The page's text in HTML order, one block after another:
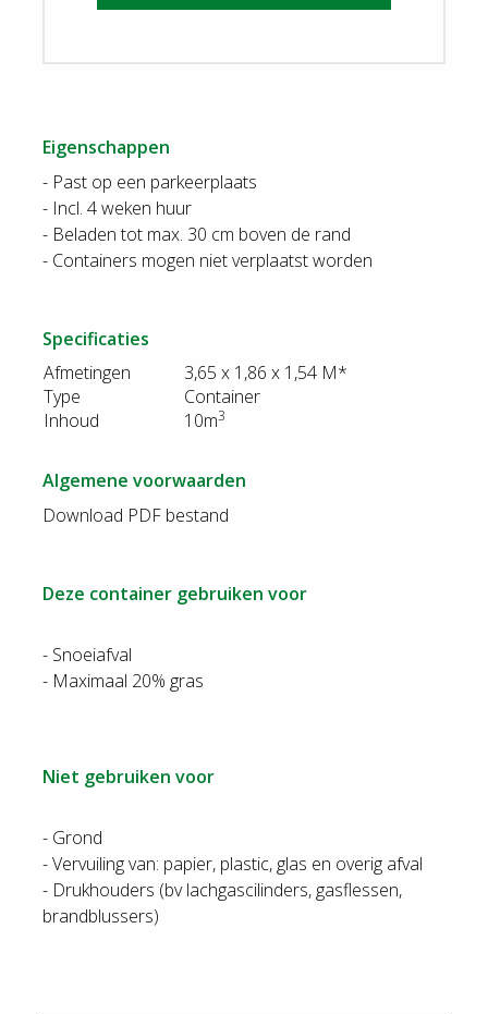
Eigenschappen
- Past op een parkeerplaats
- Incl. 4 weken huur
- Beladen tot max. 30 cm boven de rand
- Containers mogen niet verplaatst worden
Specificaties
Afmetingen
3,65 x 1,86 x 1,54 M*
Type
Container
Inhoud
10m3
Algemene voorwaarden
Download PDF bestand
Deze container gebruiken voor
- Snoeiafval
Niet gebruiken voor
- Grond
- Vervuiling van: papier, plastic, glas en overig afval
- Drukhouders (bv lachgascilinders, gasflessen,